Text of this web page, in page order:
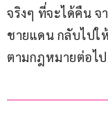
จริงๆ ที่จะได้คืน จ
ชายแดน กลับไปใ
ตามกฎหมายต่อไ